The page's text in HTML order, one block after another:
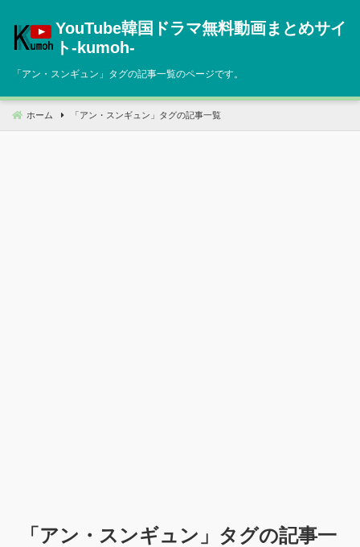
へ
動
YouTube韓国ドラマ無料動画まとめサイ
ト‐kumoh‐
「アン・スンギュン 」タグの記事一覧のページです。
ホーム 「 アン・スンギュン 」タグの記事一覧
「アン・スンギュン 」タグの記事一